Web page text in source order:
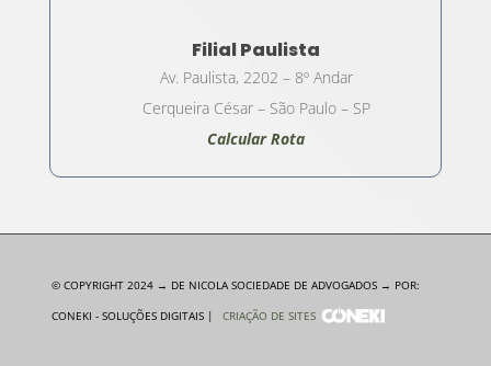
Filial Paulista
Av. Paulista, 2202 – 8º Andar
Cerqueira César – São Paulo – SP
Calcular Rota
© COPYRIGHT 2024 → DE NICOLA SOCIEDADE DE ADVOGADOS → POR:
CONEKI - SOLUÇÕES DIGITAIS |
CRIAÇÃO DE SITES